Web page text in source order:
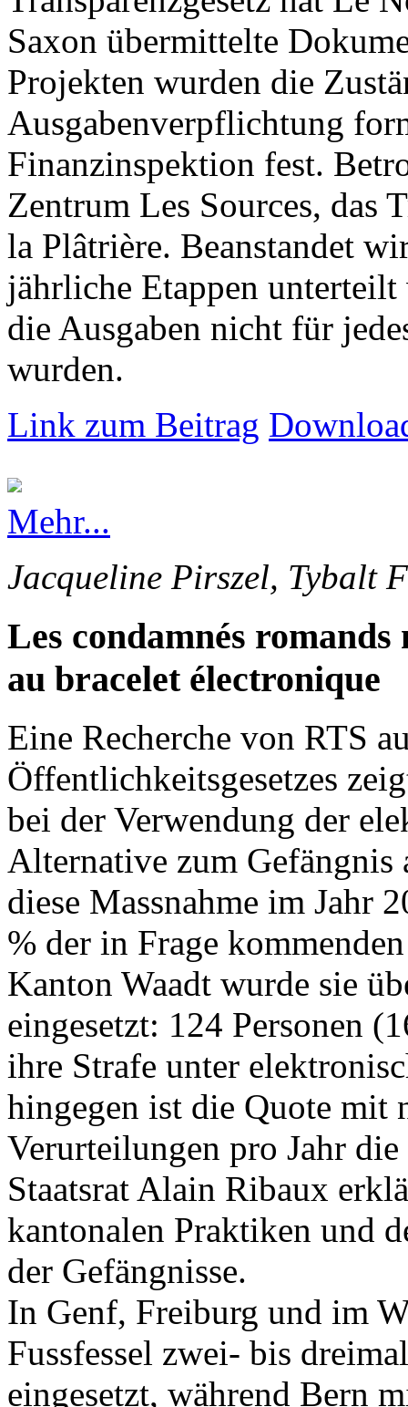
Saxon übermittelte
Projekten wurden die
Ausgabenverpflichtung
Finanzinspektion fest.
Zentrum Les Sources, das
la Plâtrière. Beanstandet
jährliche Etappen unterteilt
die Ausgaben nicht für
wurden.
Link zum Beitrag
Mehr...
Jacqueline Pirszel, Tybalt
Les condamnés romands
au bracelet électronique
Eine Recherche von RTS
Öffentlichkeitsgesetzes
bei der Verwendung der
Alternative zum Gefängnis
diese Massnahme im Jahr
% der in Frage
Kanton Waadt wurde sie
eingesetzt: 124 Personen
ihre Strafe unter
hingegen ist die Quote mit
Verurteilungen pro Jahr
Staatsrat Alain Ribaux
kantonalen Praktiken und
der Gefängnisse.
In Genf, Freiburg und im
Fussfessel zwei- bis
eingesetzt, während Bern